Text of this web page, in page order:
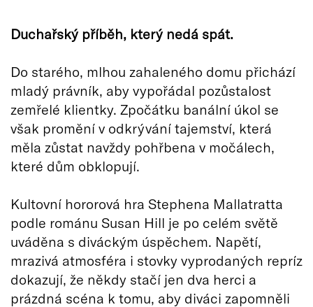
Duchařský příběh, který nedá spát.
Do starého, mlhou zahaleného domu přichází
mladý právník, aby vypořádal pozůstalost
zemřelé klientky. Zpočátku banální úkol se
však promění v odkrývání tajemství, která
měla zůstat navždy pohřbena v močálech,
které dům obklopují.
Kultovní hororová hra Stephena Mallatratta
podle románu Susan Hill je po celém světě
uváděna s diváckým úspěchem. Napětí,
mrazivá atmosféra i stovky vyprodaných repríz
dokazují, že někdy stačí jen dva herci a
prázdná scéna k tomu, aby diváci zapomněli